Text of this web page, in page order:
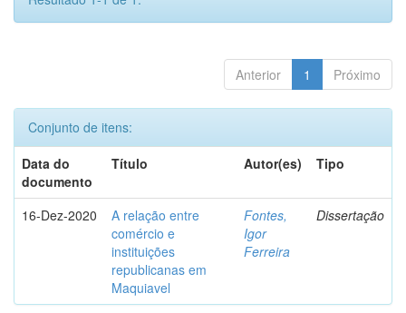
Anterior 1 Próximo
Conjunto de itens:
Data do
documento
Título Autor(es) Tipo
16-Dez-2020
A relação entre
comércio e
instituições
republicanas em
Maquiavel
Fontes,
Igor
Ferreira
Dissertação